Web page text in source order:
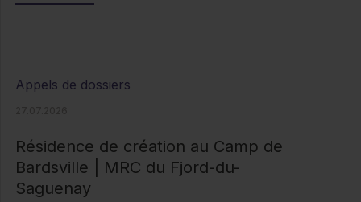
Appels de dossiers
Résidence de création au Camp de
Bardsville | MRC du Fjord-du-
Saguenay